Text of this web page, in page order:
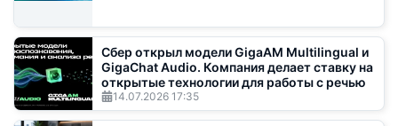
Сбер открыл модели GigaAM Multilingual и
GigaChat Audio. Компания делает ставку на
открытые технологии для работы с речью
14.07.2026 17:35